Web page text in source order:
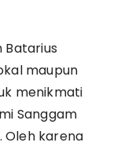
Batarius
maupun
menikmati
Sanggam
Oleh karena